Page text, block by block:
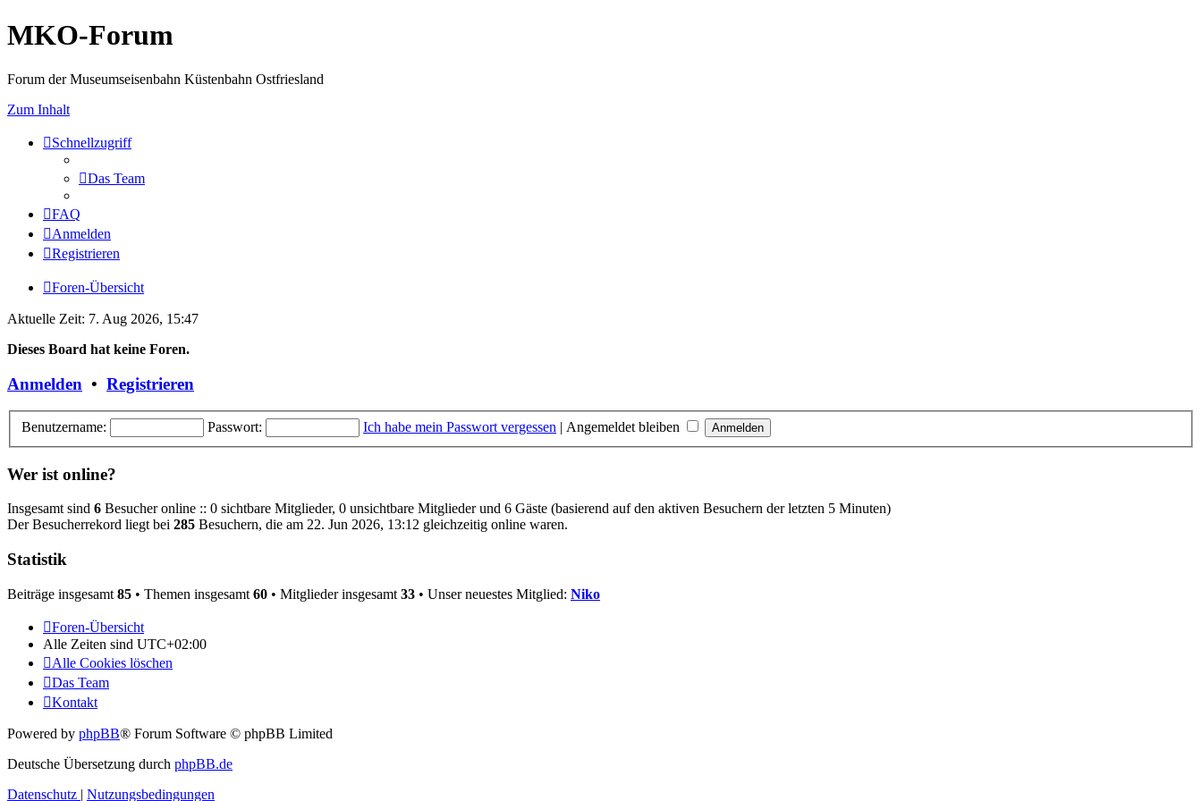
MKO-Forum
Forum der Museumseisenbahn Küstenbahn Ostfriesland
Zum Inhalt
Schnellzugriff
Das Team
FAQ
Anmelden
Registrieren
Foren-Übersicht
Aktuelle Zeit: 7. Aug 2026, 15:47
Dieses Board hat keine Foren.
Anmelden • Registrieren
Benutzername: Passwort: Ich habe mein Passwort vergessen | Angemeldet bleiben
Wer ist online?
Insgesamt sind 6 Besucher online :: 0 sichtbare Mitglieder, 0 unsichtbare Mitglieder und 6 Gäste (basierend auf den aktiven Besuchern der letzten 5 Minuten)
Der Besucherrekord liegt bei 285 Besuchern, die am 22. Jun 2026, 13:12 gleichzeitig online waren.
Statistik
Beiträge insgesamt 85 • Themen insgesamt 60 • Mitglieder insgesamt 33 • Unser neuestes Mitglied: Niko
Foren-Übersicht
Alle Zeiten sind UTC+02:00
Alle Cookies löschen
Das Team
Kontakt
Powered by phpBB® Forum Software © phpBB Limited
Deutsche Übersetzung durch phpBB.de
Datenschutz | Nutzungsbedingungen